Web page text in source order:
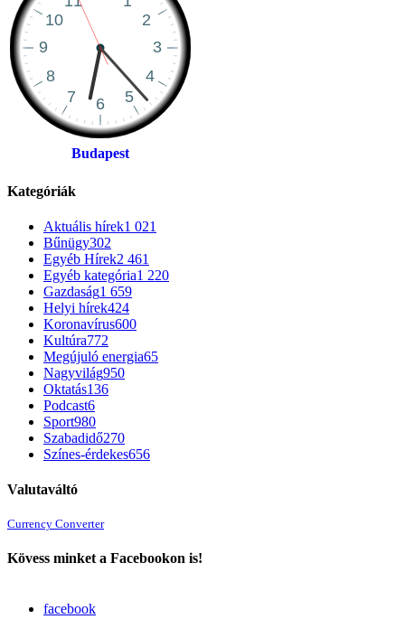
Budapest
Kategóriák
Aktuális hírek1 021
Bűnügy302
Egyéb Hírek2 461
Egyéb kategória1 220
Gazdaság1 659
Helyi hírek424
Koronavírus600
Kultúra772
Megújuló energia65
Nagyvilág950
Oktatás136
Podcast6
Sport980
Szabadidő270
Színes-érdekes656
Valutaváltó
Currency Converter
Kövess minket a Facebookon is!
facebook